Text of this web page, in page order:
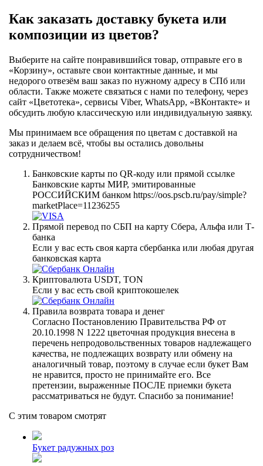
Как заказать доставку букета или
композиции из цветов?
Выберите на сайте понравившийся товар, отправьте его в
«Корзину», оставьте свои контактные данные, и мы
недорого отвезём ваш заказ по нужному адресу в СПб или
области. Также можете связаться с нами по телефону, через
сайт «Цветотека», сервисы Viber, WhatsApp, «ВКонтакте» и
обсудить любую классическую или индивидуальную заявку.
Мы принимаем все обращения по цветам с доставкой на
заказ и делаем всё, чтобы вы остались довольны
сотрудничеством!
Банковские карты по QR-коду или прямой ссылке
Банковские карты МИР, эмитированные
РОССИЙСКИМ банком https://oos.pscb.ru/pay/simple?
marketPlace=11236255
Прямой перевод по СБП на карту Сбера, Альфа или Т-
банка
Если у вас есть своя карта сбербанка или любая другая
банковская карта
Криптовалюта USDT, TON
Если у вас есть свой криптокошелек
Правила возврата товара и денег
Согласно Постановлению Правительства РФ от
20.10.1998 N 1222 цветочная продукция внесена в
перечень непродовольственных товаров надлежащего
качества, не подлежащих возврату или обмену на
аналогичный товар, поэтому в случае если букет Вам
не нравится, просто не принимайте его. Все
претензии, выраженные ПОСЛЕ приемки букета
рассматриваться не будут. Спасибо за понимание!
С этим товаром смотрят
Букет радужных роз